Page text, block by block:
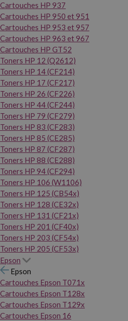
Cartouches HP 937
Cartouches HP 950 et 951
Cartouches HP 953 et 957
Cartouches HP 963 et 967
Cartouches HP GT52
Toners HP 12 (Q2612)
Toners HP 14 (CF214)
Toners HP 17 (CF217)
Toners HP 26 (CF226)
Toners HP 44 (CF244)
Toners HP 79 (CF279)
Toners HP 83 (CF283)
Toners HP 85 (CE285)
Toners HP 87 (CF287)
Toners HP 88 (CE288)
Toners HP 94 (CF294)
Toners HP 106 (W1106)
Toners HP 125 (CB54x)
Toners HP 128 (CE32x)
Toners HP 131 (CF21x)
Toners HP 201 (CF40x)
Toners HP 203 (CF54x)
Toners HP 205 (CF53x)
Epson
Epson
Cartouches Epson T071x
Cartouches Epson T128x
Cartouches Epson T129x
Cartouches Epson 16